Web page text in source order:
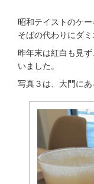
昭和テイストのケ
そばの代わりにダ
昨年末は紅白も見
いました。
写真３は、大門にあ